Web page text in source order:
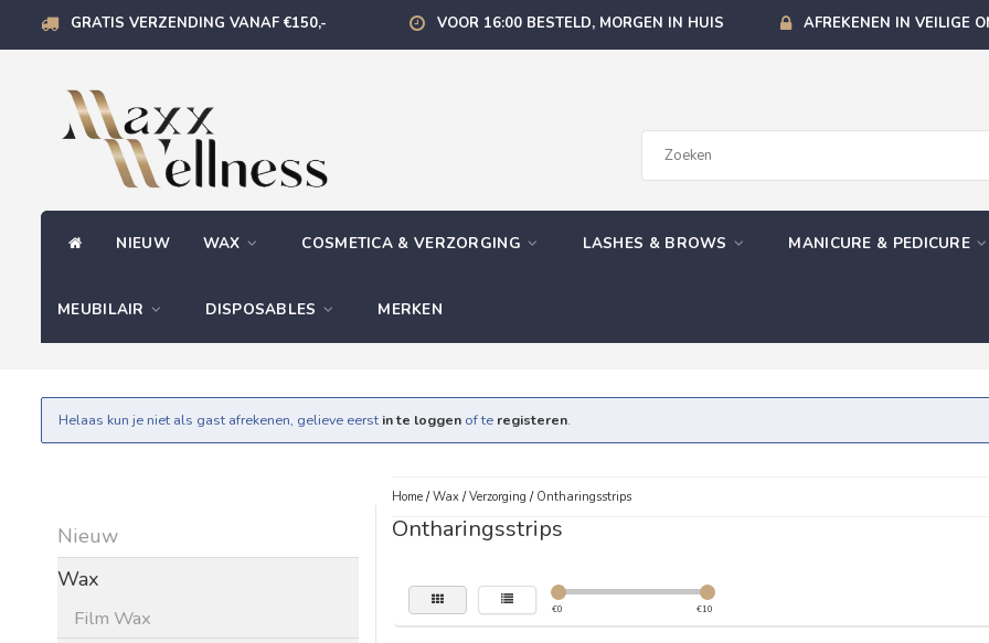
GRATIS VERZENDING VANAF €150,- VOOR 16:00 BESTELD, MORGEN IN HUIS AFREKENEN IN VEILIGE
NIEUW WAX COSMETICA & VERZORGING LASHES & BROWS MANICURE & PEDICURE
MEUBILAIR DISPOSABLES MERKEN
Helaas kun je niet als gast afrekenen, gelieve eerst in te loggen of te registeren.
Nieuw
Wax
Film Wax
Home/Wax/Verzorging / Ontharingsstrips
Ontharingsstrips
€0 €10